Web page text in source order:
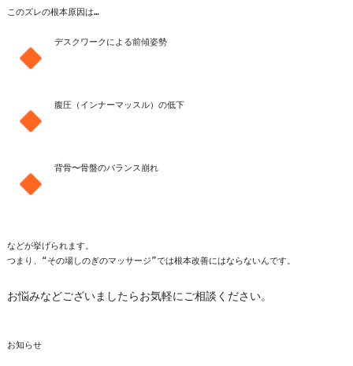
このズレの根本原因は…
デスクワークによる前傾姿勢
腹圧（インナーマッスル）の低下
背骨〜骨盤のバランス崩れ
などが挙げられます。
お悩みなどございましたらお気軽にご相談ください。
お知らせ